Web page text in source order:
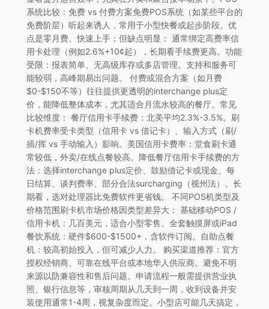
系统比较：免费 vs 付费方案免费POS系统（如某些平台的
免费阶层）听起来诱人，常用于小型快餐或起步阶段。优
点是零月费、快速上手；但缺点明显： 通常绑定高费率信
用卡处理（例如2.6%+10¢起），长期看手续费更高。功能
受限：报表简单、无高级库存或多店管理。支持和服务可
能较弱，高峰期易出问题。 付费或混合方案（如月费
$0-$150不等）往往提供更透明的interchange plus定
价，能降低整体成本，尤其适合月流水较高的餐厅。常见
比较维度： 餐厅信用卡手续费：北美平均2.3%-3.5%。刷
卡机费率受卡类型（信用卡 vs 借记卡）、输入方式（刷/
插/挥 vs 手动输入）影响。美国信用卡费率：堂食刷卡通
常较低，外卖/在线点餐较高。降低餐厅信用卡手续费的方
法：选择interchange plus定价、鼓励借记卡或现金、每
日结算、谈判费率、部分合法surcharging（视州法）。长
期看，选对处理器比免费软件更省钱。 不同POS机类型及
价格范围刷卡机市场价格因类型差异大： 基础移动POS /
信用卡机：几百美元，适合小型零售。全套触摸屏或iPad
餐饮系统：硬件$600-$1500+，含软件订阅。自助点餐
机：较高初始投入，但可减少人力。 购买渠道推荐：官方
授权经销商、可靠在线平台或本地华人供应商。避免不明
来源以防兼容性和售后问题。申请流程一般需提供营业执
照、银行信息等，审核周期从几天到一周，收到设备并安
装使用通常1-4周，视复杂度而定。小型店可能几天搞定，